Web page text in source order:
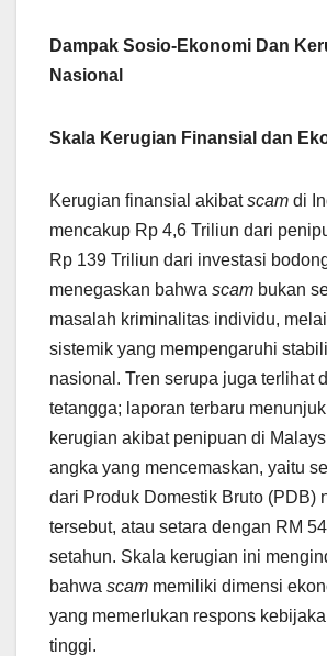
Dampak Sosio-Ekonomi Dan
Nasional
Skala Kerugian Finansial dan
Kerugian finansial akibatscam di
mencakup Rp 4,6 Triliun dari
Rp 139 Triliun dari investasi
menegaskan bahwa scam bukan
masalah kriminalitas individu,
sistemik yang mempengaruhi
nasional. Tren serupa juga terlihat
tetangga; laporan terbaru
kerugian akibat penipuan di
angka yang mencemaskan, yaitu
dari Produk Domestik Bruto (PDB)
tersebut, atau setara dengan RM
setahun. Skala kerugian ini
bahwa scam memiliki dimensi
yang memerlukan respons
tinggi.